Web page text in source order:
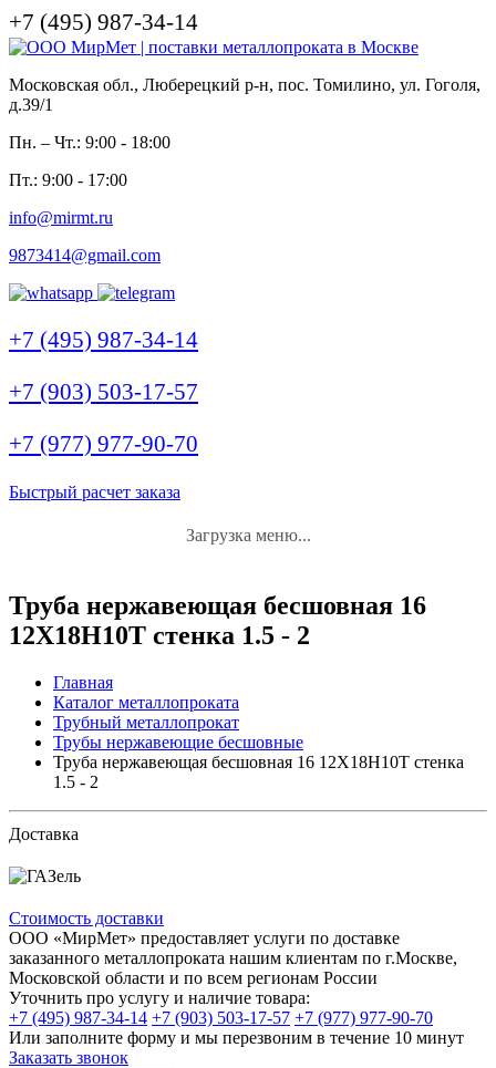
+7 (495) 987-34-14
Московская обл., Люберецкий р-н, пос. Томилино, ул. Гоголя,
д.39/1
Пн. – Чт.: 9:00 - 18:00
Пт.: 9:00 - 17:00
info@mirmt.ru
9873414@gmail.com
+7 (495) 987-34-14
+7 (903) 503-17-57
+7 (977) 977-90-70
Быстрый расчет заказа
Загрузка меню...
Труба нержавеющая бесшовная 16
12Х18Н10Т стенка 1.5 - 2
Главная
Каталог металлопроката
Трубный металлопрокат
Трубы нержавеющие бесшовные
Труба нержавеющая бесшовная 16 12Х18Н10Т стенка
1.5 - 2
Доставка
Стоимость доставки
ООО «МирМет» предоставляет услуги по доставке
заказанного металлопроката нашим клиентам по г.Москве,
Московской области и по всем регионам России
Уточнить про услугу и наличие товара:
+7 (495) 987-34-14 +7 (903) 503-17-57 +7 (977) 977-90-70
Или заполните форму и мы перезвоним в течение 10 минут
Заказать звонок